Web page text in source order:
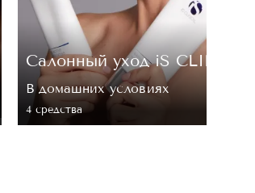
Cалонный уход iS
В домашних условиях
4 средствa